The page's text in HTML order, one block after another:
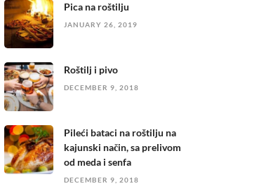
Pica na roštilju
JANUARY 26, 2019
Roštilj i pivo
DECEMBER 9, 2018
Pileći bataci na roštilju na
kajunski način, sa prelivom
od meda i senfa
DECEMBER 9, 2018